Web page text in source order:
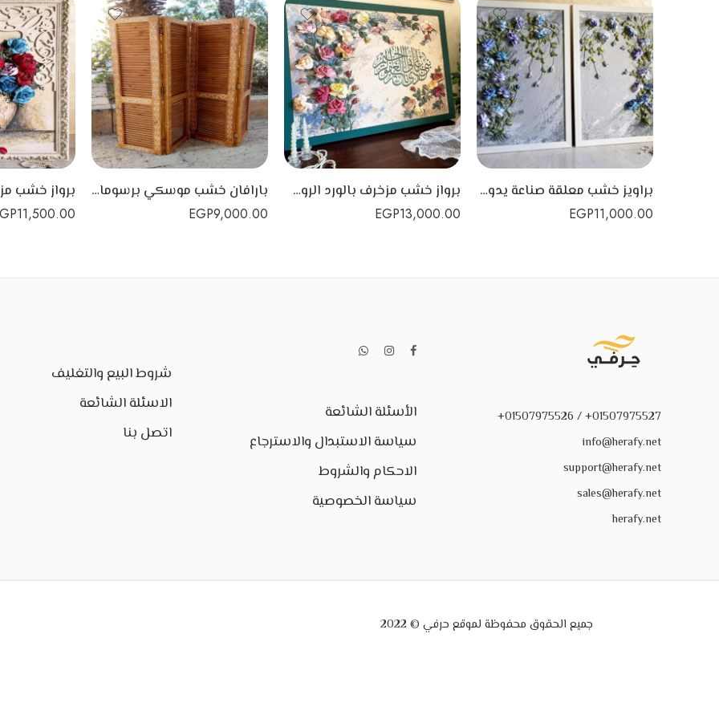
براويز خشب معلقة صناعة يدوية مع تقنية الورد البارز
EGP11,000.00
برواز خشب مزخرف بالورد الروسي
EGP13,000.00
بارافان خشب موسكي برسومات يدوية_فاصل خشبي بين الغرف.
EGP9,000.00
11,500.00
01507975527+ / 01507975526+
info@herafy.net
support@herafy.net
sales@herafy.net
herafy.net
الأسئلة الشائعة
سياسة الاستبدال والاسترجاع
الاحكام والشروط
سياسة الخصوصية
شروط البيع والتغليف
الاسئلة الشائعة
اتصل بنا
جميع الحقوق محفوظة لموقع حرفي © 2022